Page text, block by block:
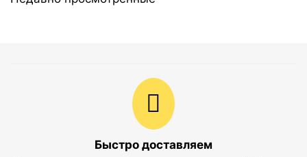
Быстро доставляем